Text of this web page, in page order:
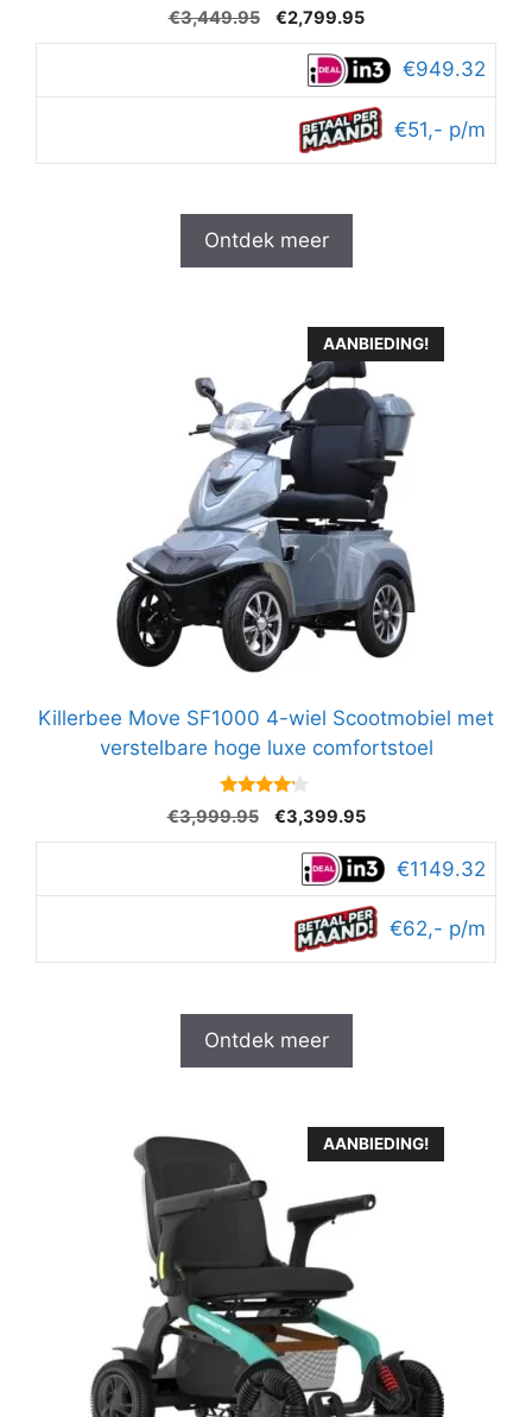
4.2
van 5
€3,449.95
Oorspronkelijke
prijs
was:
€3,449.95.
€2,799.95Huidige
prijs
is:
€2,799.95.
€949.32
€51,- p/m
Ontdek meer
AANBIEDING!
Killerbee Move SF1000 4-wiel Scootmobiel met
verstelbare hoge luxe comfortstoel
4
van 5
€3,999.95
Oorspronkelijke
prijs
was:
€3,999.95.
€3,399.95Huidige
prijs
is:
€3,399.95.
€1149.32
€62,- p/m
Ontdek meer
AANBIEDING!